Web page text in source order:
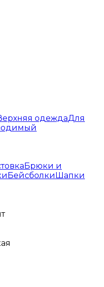
одеждаДля
Брюки и
БейсболкиШапки